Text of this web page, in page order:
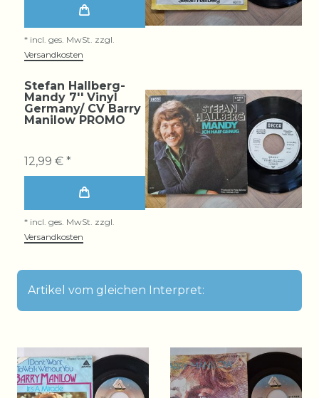
* incl. ges. MwSt. zzgl.
Versandkosten
Stefan Hallberg-
Mandy 7'' Vinyl
Germany/ CV Barry
Manilow PROMO
12,99 € *
* incl. ges. MwSt. zzgl.
Versandkosten
Artikel vom gleichen Interpret: